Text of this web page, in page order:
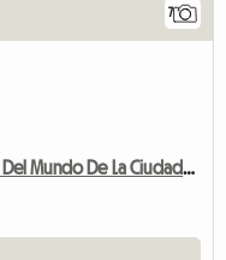
7
Encantadora Casa De Campo En Medio Del Mundo De La Ciudadela